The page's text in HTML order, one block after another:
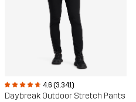
4.6 (3.341)
Daybreak Outdoor Stretch Pants